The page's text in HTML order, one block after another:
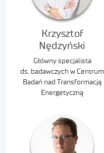
Krzysztof
Nędzyński
Główny specjalista
ds. badawczych w Centrum
Badań nad Transformacją
Energetyczną